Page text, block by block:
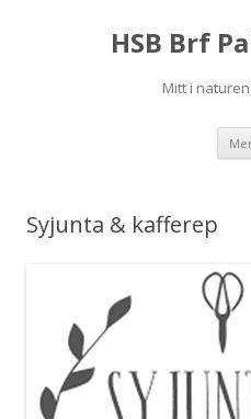
HSB Brf
Mitt i
Syjunta & kafferep